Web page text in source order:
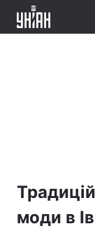
моди в